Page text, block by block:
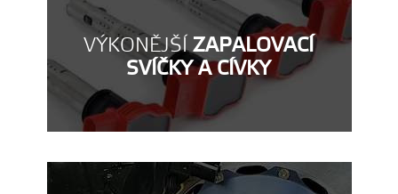
VÝKONĚJŠÍZAPALOVACÍ
SVÍČKY A CÍVKY